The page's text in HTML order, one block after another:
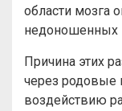
области мозга
недоношенных
Причина этих
через родовые
воздействию